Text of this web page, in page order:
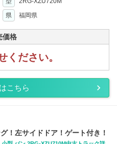
県 福岡県
価格
ください。
こちら
！左サイドドア！ゲート付き！